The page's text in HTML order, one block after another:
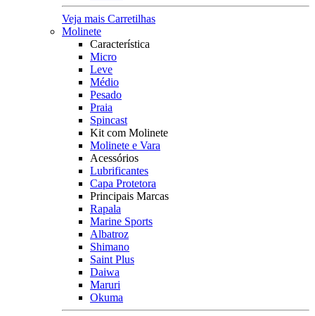
Veja mais Carretilhas
Molinete
Característica
Micro
Leve
Médio
Pesado
Praia
Spincast
Kit com Molinete
Molinete e Vara
Acessórios
Lubrificantes
Capa Protetora
Principais Marcas
Rapala
Marine Sports
Albatroz
Shimano
Saint Plus
Daiwa
Maruri
Okuma